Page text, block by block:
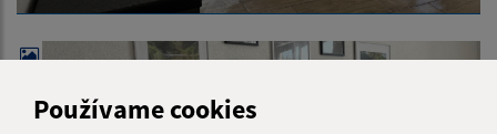
Používame cookies